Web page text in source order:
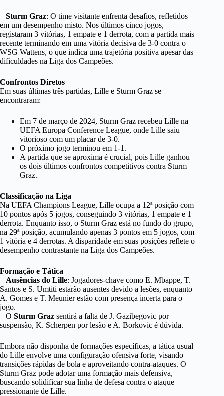
– Sturm Graz: O time visitante enfrenta desafios, refletidos
em um desempenho misto. Nos últimos cinco jogos,
registaram 3 vitórias, 1 empate e 1 derrota, com a partida mais
recente terminando em uma vitória decisiva de 3-0 contra o
WSG Wattens, o que indica uma trajetória positiva apesar das
dificuldades na Liga dos Campeões.
Confrontos Diretos
Em suas últimas três partidas, Lille e Sturm Graz se
encontraram:
Em 7 de março de 2024, Sturm Graz recebeu Lille na
UEFA Europa Conference League, onde Lille saiu
vitorioso com um placar de 3-0.
O próximo jogo terminou em 1-1.
A partida que se aproxima é crucial, pois Lille ganhou
os dois últimos confrontos competitivos contra Sturm
Graz.
Classificação na Liga
Na UEFA Champions League, Lille ocupa a 12ª posição com
10 pontos após 5 jogos, conseguindo 3 vitórias, 1 empate e 1
derrota. Enquanto isso, o Sturm Graz está no fundo do grupo,
na 29ª posição, acumulando apenas 3 pontos em 5 jogos, com
1 vitória e 4 derrotas. A disparidade em suas posições reflete o
desempenho contrastante na Liga dos Campeões.
Formação e Tática
– Ausências do Lille: Jogadores-chave como E. Mbappe, T.
Santos e S. Umtiti estarão ausentes devido a lesões, enquanto
A. Gomes e T. Meunier estão com presença incerta para o
jogo.
– O Sturm Graz sentirá a falta de J. Gazibegovic por
suspensão, K. Scherpen por lesão e A. Borkovic é dúvida.
Embora não disponha de formações específicas, a tática usual
do Lille envolve uma configuração ofensiva forte, visando
transições rápidas de bola e aproveitando contra-ataques. O
Sturm Graz pode adotar uma formação mais defensiva,
buscando solidificar sua linha de defesa contra o ataque
pressionante de Lille.